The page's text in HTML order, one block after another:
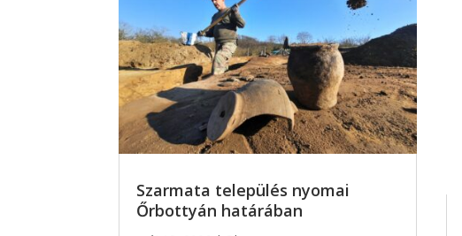
Szarmata település nyomai
Őrbottyán határában